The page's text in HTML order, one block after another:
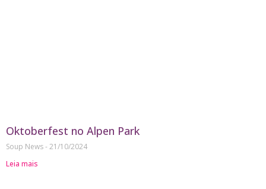
Oktoberfest no Alpen Park
Soup News 21/10/2024
Leia mais